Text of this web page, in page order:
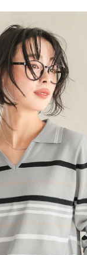
カートに入れる
カートに入れる